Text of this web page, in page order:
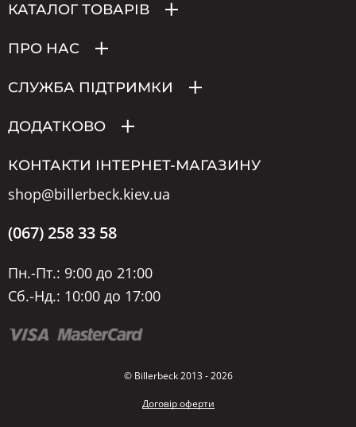
КАТАЛОГ ТОВАРІВ
ПРО НАС
СЛУЖБА ПІДТРИМКИ
ДОДАТКОВО
КОНТАКТИ ІНТЕРНЕТ-МАГАЗИНУ
shop@billerbeck.kiev.ua
(067) 258 33 58
Пн.-Пт.: 9:00 до 21:00
Сб.-Нд.: 10:00 до 17:00
© Billerbeck 2013 - 2026
Договір оферти